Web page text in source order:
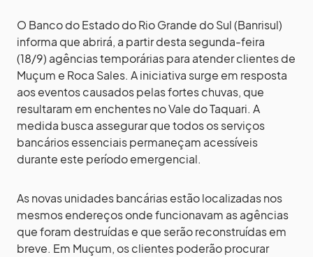
O Banco do Estado do Rio Grande do Sul (Banrisul)
informa que abrirá, a partir desta segunda-feira
(18/9) agências temporárias para atender clientes de
Muçum e Roca Sales. A iniciativa surge em resposta
aos eventos causados pelas fortes chuvas, que
resultaram em enchentes no Vale do Taquari. A
medida busca assegurar que todos os serviços
bancários essenciais permaneçam acessíveis
durante este período emergencial.
As novas unidades bancárias estão localizadas nos
mesmos endereços onde funcionavam as agências
que foram destruídas e que serão reconstruídas em
breve. Em Muçum, os clientes poderão procurar